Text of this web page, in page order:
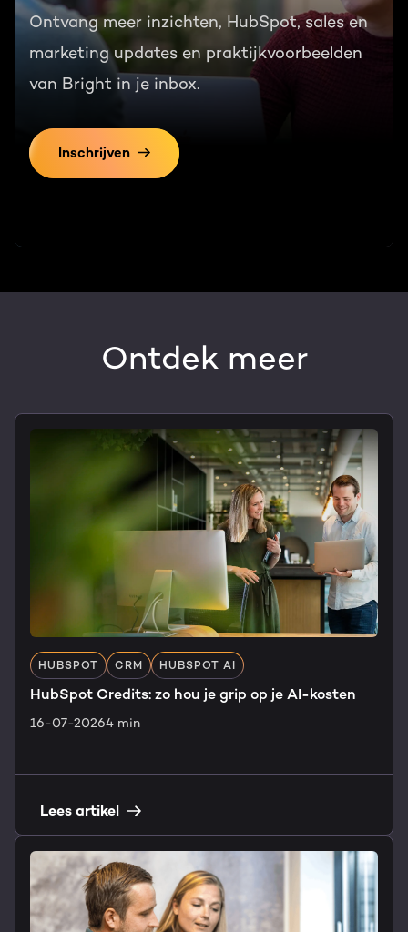
Ontvang meer inzichten, HubSpot, sales en
marketing updates en praktijkvoorbeelden
van Bright in je inbox.
Inschrijven
Ontdek meer
HUBSPOT CRM HUBSPOT AI
HubSpot Credits: zo hou je grip op je AI-kosten
16-07-20264 min
Lees artikel